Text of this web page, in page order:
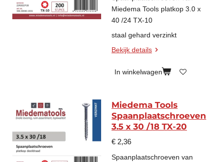
Miedema Tools platkop 3.0 x
40 /24 TX-10
staal gehard verzinkt
Bekijk details
In winkelwagen
Miedema Tools
Spaanplaatschroeven
3.5 x 30 /18 TX-20
€ 2,36
Spaanplaatschroeven van